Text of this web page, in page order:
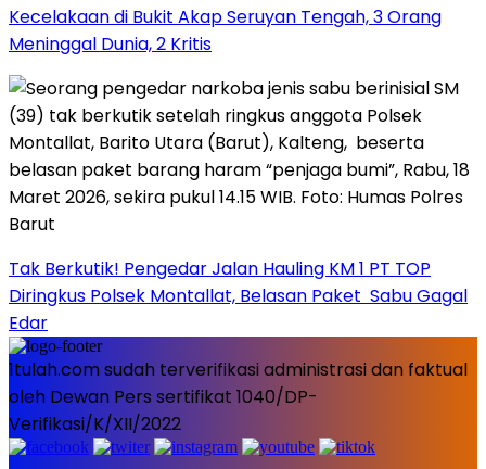
Kecelakaan di Bukit Akap Seruyan Tengah, 3 Orang
Meninggal Dunia, 2 Kritis
Tak Berkutik! Pengedar Jalan Hauling KM 1 PT TOP
Diringkus Polsek Montallat, Belasan Paket Sabu Gagal
Edar
1tulah.com sudah terverifikasi administrasi dan faktual
oleh Dewan Pers sertifikat 1040/DP-
Verifikasi/K/XII/2022